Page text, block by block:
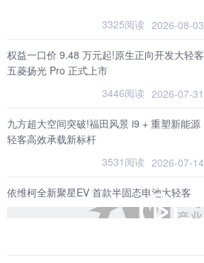
3325阅读 2026-08-03
权益一口价 9.48 万元起!原生正向开发大轻客
五菱扬光 Pro 正式上市
3446阅读 2026-07-31
九方超大空间突破!福田风景 i9 + 重塑新能源
轻客高效承载新标杆
3531阅读 2026-07-14
依维柯全新聚星EV 首款半固态电池大轻客